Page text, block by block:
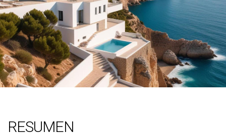
RESUMEN